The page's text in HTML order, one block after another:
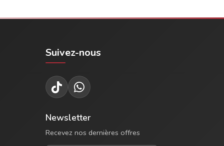
Suivez-nous
Newsletter
Recevez nos dernières offres